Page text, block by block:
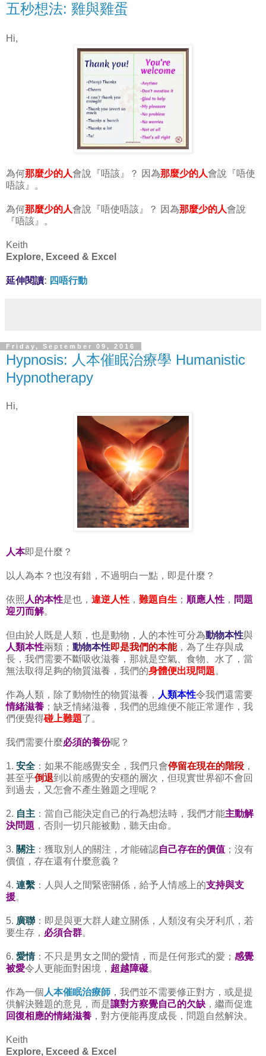
五秒想法: 雞與雞蛋
Hi,
為何那麼少的人會說『唔該』？ 因為那麼少的人會說『唔使
唔該』。
為何那麼少的人會說『唔使唔該』？ 因為那麼少的人會說
『唔該』。
Keith
Explore, Exceed & Excel
延伸閱讀: 四唔行動
Friday, September 09, 2016
Hypnosis: 人本催眠治療學 Humanistic
Hypnotherapy
Hi,
人本即是什麼？
以人為本？也沒有錯，不過明白一點，即是什麼？
依照 人的本性是也， 違逆人性 ， 難題自生 ； 順應人性 ， 問題
迎刃而解。
但由於人既是人類，也是動物，人的本性可分為動物本性與
人類本性兩類； 動物本性即是我們的本能，為了生存與成
長，我們需要不斷吸收滋養，那就是空氣、食物、水了，當
無法取得足夠的物質滋養，我們的身體便出現問題。
作為人類，除了動物性的物質滋養， 人類本性令我們還需要
情緒滋養 ；缺乏情緒滋養，我們的思維便不能正常運作，我
們便覺得碰上難題了。
我們需要什麼必須的養份呢？
1. 安全 ：如果不能感覺安全，我們只會停留在現在的階段 ，
甚至乎倒退到以前感覺的安穩的層次，但現實世界卻不會回
到過去，又怎會不產生難題之理呢？
2. 自主 ：當自己能決定自己的行為想法時，我們才能主動解
決問題 ，否則一切只能被動，聽天由命。
3. 關注 ：獲取別人的關注，才能確認自己存在的價值 ；沒有
價值，存在還有什麼意義？
4. 連繫 ：人與人之間緊密關係，給予人情感上的支持與支
援。
5. 廣聯：即是與更大群人建立關係，人類沒有尖牙利爪，若
要生存， 必須合群。
6. 愛情：不只是男女之間的愛情，而是任何形式的愛； 感覺
被愛令人更能面對困境， 超越障礙。
作為一個 人本催眠治療師 ，我們並不需要修正對方，或是提
供解決難題的意見，而是讓對方察覺自己的欠缺 ，繼而促進
回復相應的情緒滋養 ，對方便能再度成長，問題自然解決。
Keith
Explore, Exceed & Excel